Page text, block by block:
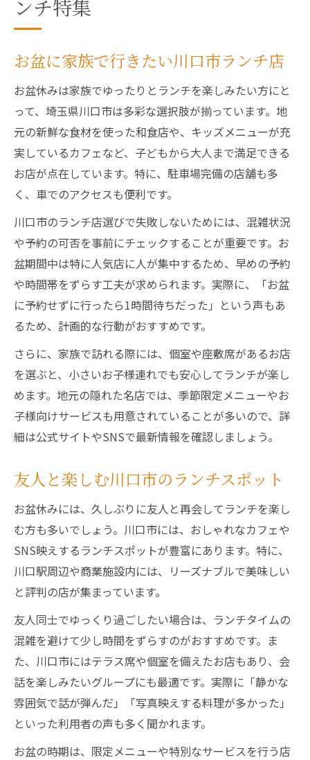
ンチ特集
お盆に家族で行きたい川口市ランチ店
お盆休みは家族でゆったりとランチを楽しみたい方にと
って、埼玉県川口市は多彩な選択肢が揃っています。地
元の新鮮な食材を使った和食店や、キッズメニューが充
実しているカフェなど、子どもから大人まで満足できる
お店が点在しています。特に、駐車場完備の店舗も多
く、車でのアクセスも便利です。
川口市のランチ店選びで失敗しないためには、混雑状況
や予約の可否を事前にチェックすることが重要です。お
盆期間中は特に人気店に人が集中するため、早めの予約
や時間帯をずらす工夫が求められます。実際に、「お盆
に予約せずに行ったら1時間待ちだった」という声もあ
るため、計画的な行動がおすすめです。
さらに、家族で訪れる際には、個室や座敷席があるお店
を選ぶと、小さいお子様連れでも安心してランチが楽し
めます。地元の隠れた名店では、季節限定メニューやお
子様向けサービスも用意されていることが多いので、詳
細は公式サイトやSNSで最新情報を確認しましょう。
友人と楽しむ川口市のランチスポット
お盆休みには、久しぶりに友人と再会してランチを楽し
む方も多いでしょう。川口市には、おしゃれなカフェや
SNS映えするランチスポットが豊富にあります。特に、
川口駅周辺や商業施設内には、リーズナブルで美味しい
と評判の店が集まっています。
友人同士でゆっくり過ごしたい場合は、ランチタイムの
混雑を避けて少し時間をずらすのがおすすめです。ま
た、川口市にはテラス席や個室を備えたお店もあり、会
話を楽しみたいグループにも最適です。実際に「静かな
雰囲気で話が弾んだ」「写真映えする料理が多かった」
といった利用者の声も多く聞かれます。
お盆の時期は、限定メニューや特別なサービスを行う店